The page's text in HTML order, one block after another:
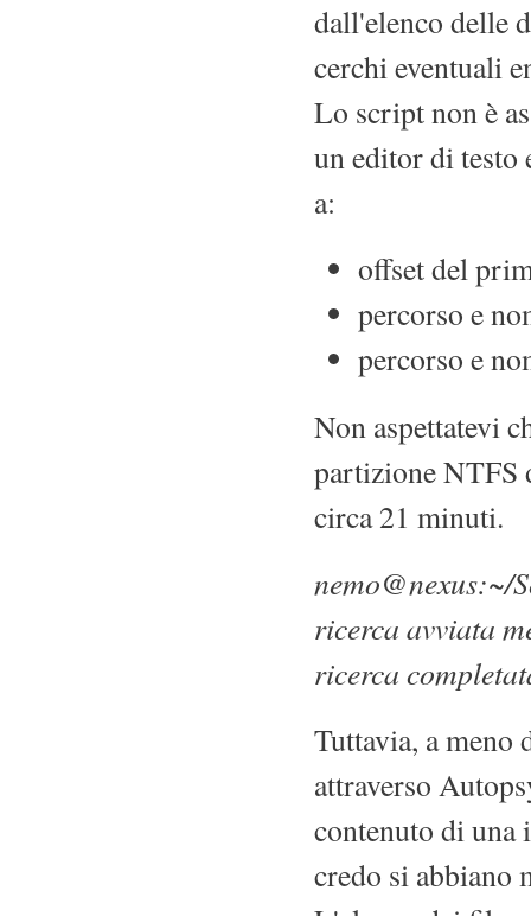
dall'elenco delle
cerchi eventuali
Lo script non è
un editor di testo
a:
offset del
percorso e
percorso e
Non aspettatevi
partizione NTFS
circa 21 minuti.
nemo@nexus:~/
ricerca avviata
ricerca
Tuttavia, a meno
attraverso
contenuto di una
credo si abbiano